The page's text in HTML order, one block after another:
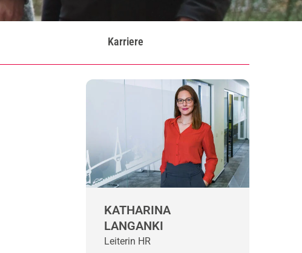
Karriere
KATHARINA
LANGANKI
Leiterin HR